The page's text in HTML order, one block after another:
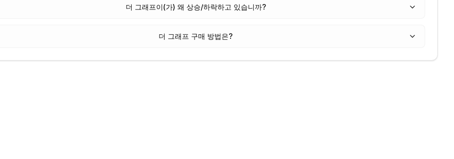
더 그래프이(가) 왜 상승/하락하고 있습니까?
더 그래프 구매 방법은?